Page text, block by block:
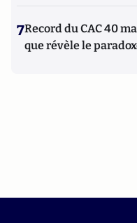
7Record du CAC 40
que révèle le